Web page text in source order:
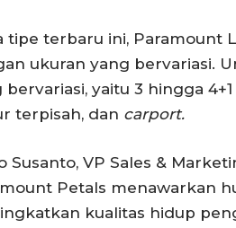
tipe terbaru ini, Paramount
ukuran yang bervariasi.
bervariasi, yaitu 3 hingga
terpisah, dan carport.
Susanto, VP Sales &
Petals menawarkan
kualitas hidup